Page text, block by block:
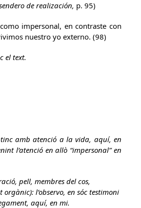
de realización, p. 95)
impersonal, en contraste con
nuestro yo externo. (98)
el text.
amb atenció a la vida, aquí, en
l’atenció en allò “impersonal” en
pell, membres del cos,
l’observo, en sóc testimoni
aquí, en mi.